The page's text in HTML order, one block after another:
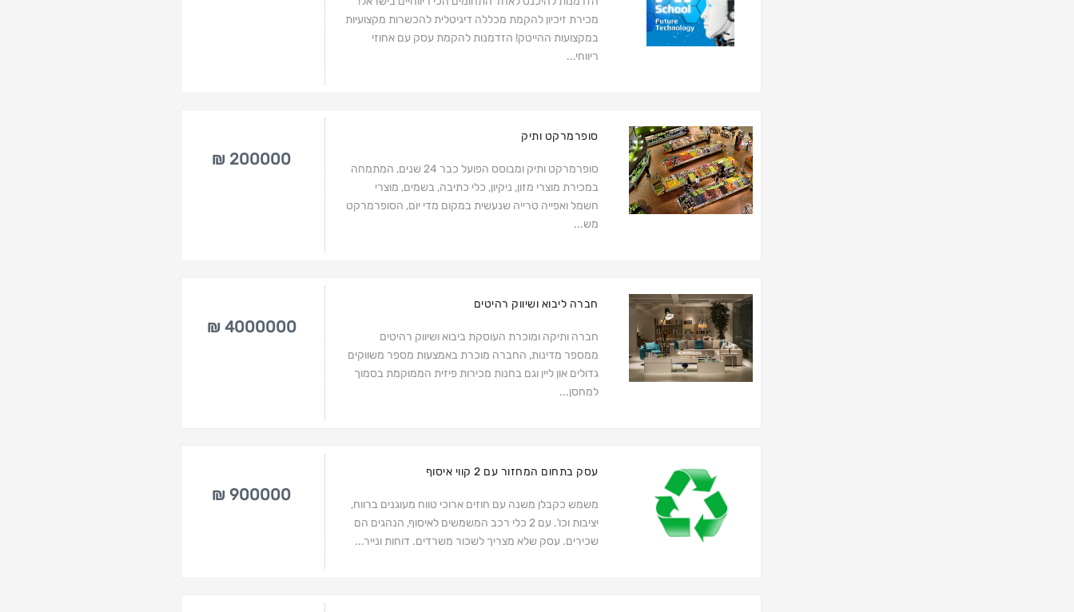
מכירת זיכיון להקמת מכללה דיגיטלית להכשרות מקצועיות
במקצועות ההייטק! הזדמנות להקמת עסק עם אחוזי
ריווחי...
סופרמרקט ותיק
סופרמרקט ותיק ומבוסס הפועל כבר 24 שנים, המתמחה
במכירת מוצרי מזון, ניקיון, כלי כתיבה, בשמים, מוצרי
חשמל ואפייה טרייה שנעשית במקום מדי יום, הסופרמרקט
מש...
200000 ₪
חברה ליבוא ושיווק רהיטים
חברה ותיקה ומוכרת העוסקת ביבוא ושיווק רהיטים
ממספר מדינות, החברה מוכרת באמצעות מספר משווקים
גדולים און ליין וגם בחנות מכירות פיזית הממוקמת בסמוך
למחסן...
4000000 ₪
עסק בתחום המחזור עם 2 קווי איסוף
משמש כקבלן משנה עם חוזים ארוכי טווח מעוגנים ברווח,
יציבות וכו'. עם 2 כלי רכב המשמשים לאיסוף, הנהגים הם
שכירים. עסק שלא מצריך לשכור משרדים. דוחות ונייר...
900000 ₪